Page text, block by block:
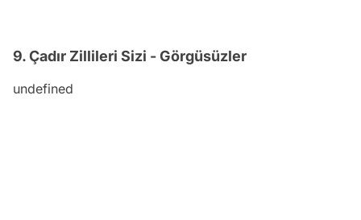
9. Çadır Zillileri Sizi - Görgüsüzler
undefined